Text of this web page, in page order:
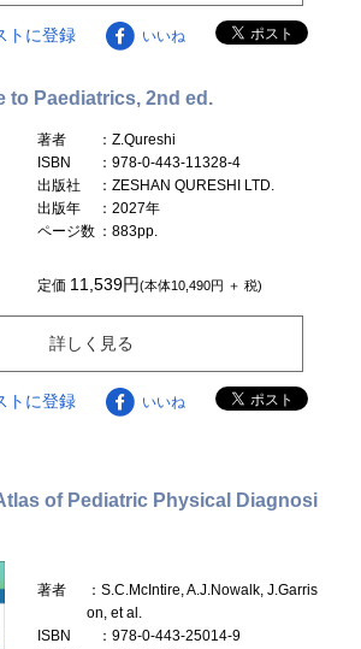
トに登録 いいね
to Paediatrics, 2nd ed.
著者
：Z.Qureshi
ISBN
：978-0-443-11328-4
出版社
：ZESHAN QURESHI LTD.
出版年
：2027年
ページ数 ：883pp.
定価 11,539円(本体10,490円 ＋ 税)
詳しく見る
トに登録 いいね
of Pediatric Physical Diagnosi
著者
：S.C.McIntire, A.J.Nowalk, J.Garris
on, et al.
ISBN
：978-0-443-25014-9